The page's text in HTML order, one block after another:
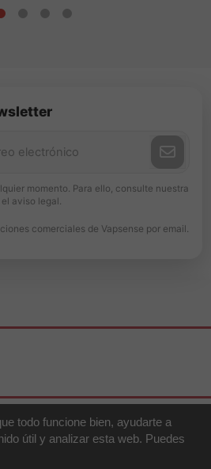
momento. Para ello, consulte nuestra
aviso legal.
comerciales de Vapsense por email.
todo funcione bien, ayudarte a
útil y analizar esta web. Puedes